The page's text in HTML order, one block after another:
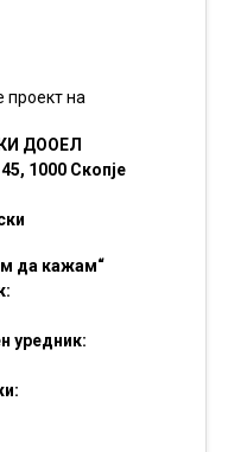
проект на
ДООЕЛ
1000 Скопје
да кажам“
уредник: